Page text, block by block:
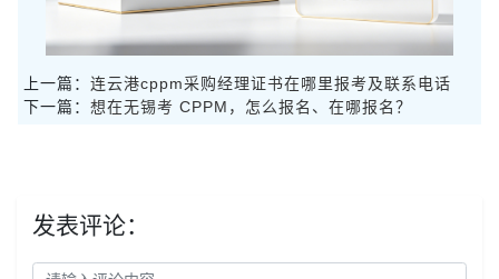
上一篇： 连云港cppm采购经理证书在哪里报考及联系电话
下一篇： 想在无锡考 CPPM，怎么报名、在哪报名？
发表评论：